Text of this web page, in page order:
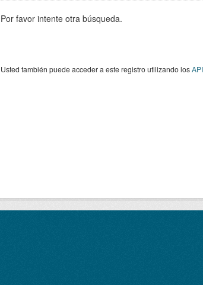
Por favor intente otra búsqueda.
Usted también puede acceder a este registro utilizando losAPI